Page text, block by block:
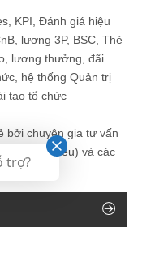
KPI, Đánh giá hiệu
lương 3P, BSC, Thẻ
lương thưởng, đãi
hệ thống Quản trị
tạo tổ chức
bởi chuyên gia tư vấn
(
giới thiệu) và các
sự.
trợ?